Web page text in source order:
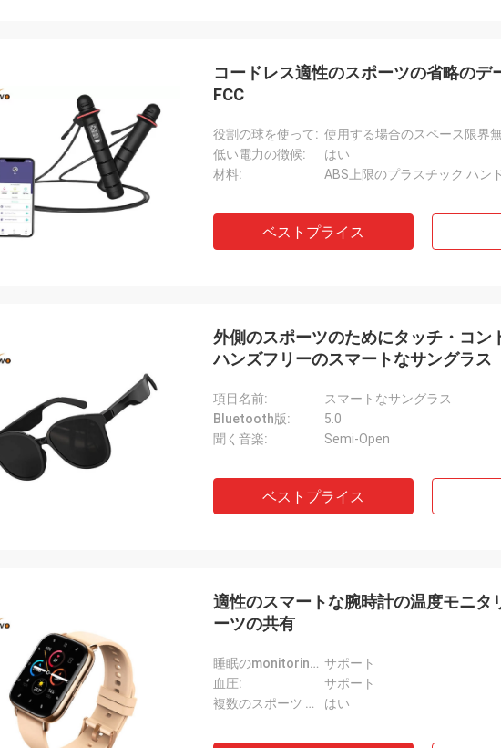
コードレス適性のスポーツの省略のデ
FCC
役割の球を使って: 使用する場合のスペース限界
低い電力の徴候:
はい
材料:
ABS上限のプラスチック ハン
ベストプライス
外側のスポーツのためにタッチ・コン
ハンズフリーのスマートなサングラス
項目名前:
スマートなサングラス
Bluetooth版:
5.0
聞く音楽:
Semi-Open
ベストプライス
適性のスマートな腕時計の温度モニタ
ーツの共有
睡眠のmonitoringSupport: サポート
血圧:
サポート
複数のスポーツ モード:
はい